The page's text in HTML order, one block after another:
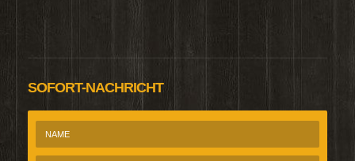
SOFORT-NACHRICHT